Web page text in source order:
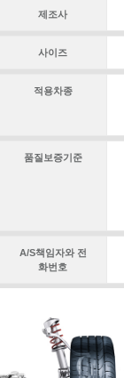
제조사
사이즈
적용차종
품질보증기준
A/S책임자와 전
화번호